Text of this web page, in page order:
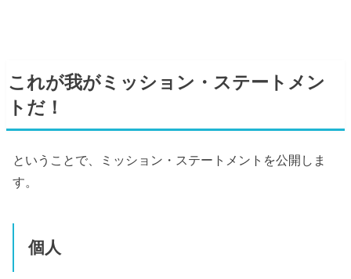
これが我がミッション・ステートメン
トだ！
ということで、ミッション・ステートメントを公開しま
す。
個人